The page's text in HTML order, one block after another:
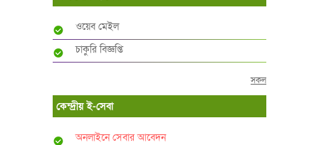
ওয়েব মেইল
চাকুরি বিজ্ঞপ্তি
সকল
কেন্দ্রীয় ই-সেবা
অনলাইনে সেবার আবেদন